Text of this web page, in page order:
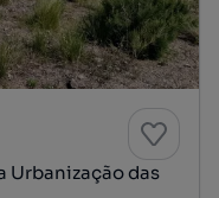
Urbanização das